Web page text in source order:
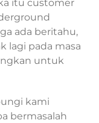
itu customer
ada beritahu,
lagi pada masa
untuk
kami
bermasalah